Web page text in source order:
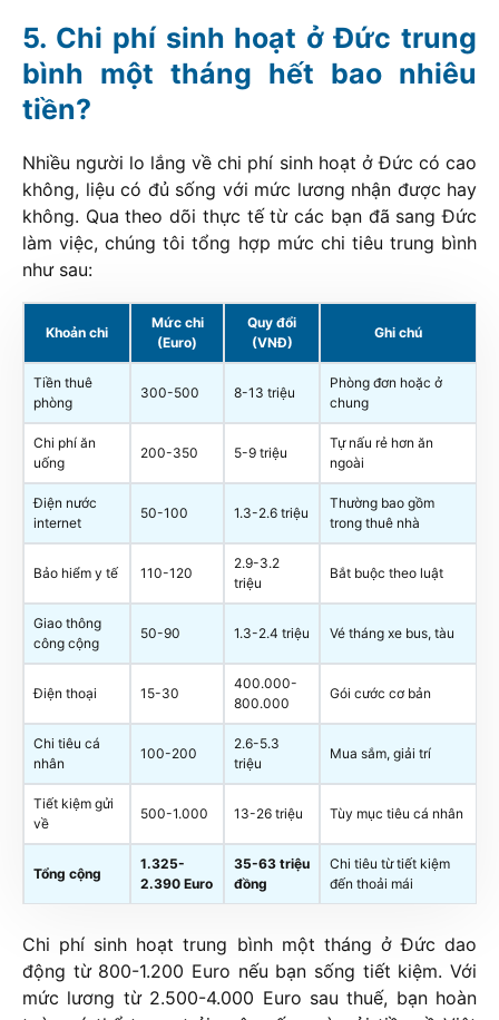
Chi phí sinh hoạt ở Đức trung
bình một tháng hết bao nhiêu
tiền?
Nhiều người lo lắng về chi phí sinh hoạt ở Đức có cao
không, liệu có đủ sống với mức lương nhận được hay
không. Qua theo dõi thực tế từ các bạn đã sang Đức
làm việc, chúng tôi tổng hợp mức chi tiêu trung bình
như sau:
Khoản chi
Mức chi
(Euro)
Quy đổi
(VNĐ)
Ghi chú
Tiền thuê
phòng
300-500 8-13 triệu
Phòng đơn hoặc ở
chung
Chi phí ăn
uống
200-350 5-9 triệu
Tự nấu rẻ hơn ăn
ngoài
Điện nước
internet
50-100 1.3-2.6 triệu
Thường bao gồm
trong thuê nhà
Bảo hiểm y tế 110-120
2.9-3.2
triệu
Bắt buộc theo luật
Giao thông
công cộng
50-90 1.3-2.4 triệu Vé tháng xe bus, tàu
Điện thoại 15-30
400.000-
800.000
Gói cước cơ bản
Chi tiêu cá
nhân
100-200
2.6-5.3
triệu
Mua sắm, giải trí
Tiết kiệm gửi
về
500-1.000 13-26 triệu Tùy mục tiêu cá nhân
Tổng cộng
1.325-
2.390 Euro
35-63 triệu
đồng
Chi tiêu từ tiết kiệm
đến thoải mái
Chi phí sinh hoạt trung bình một tháng ở Đức dao
động từ 800-1.200 Euro nếu bạn sống tiết kiệm. Với
mức lương từ 2.500-4.000 Euro sau thuế, bạn hoàn